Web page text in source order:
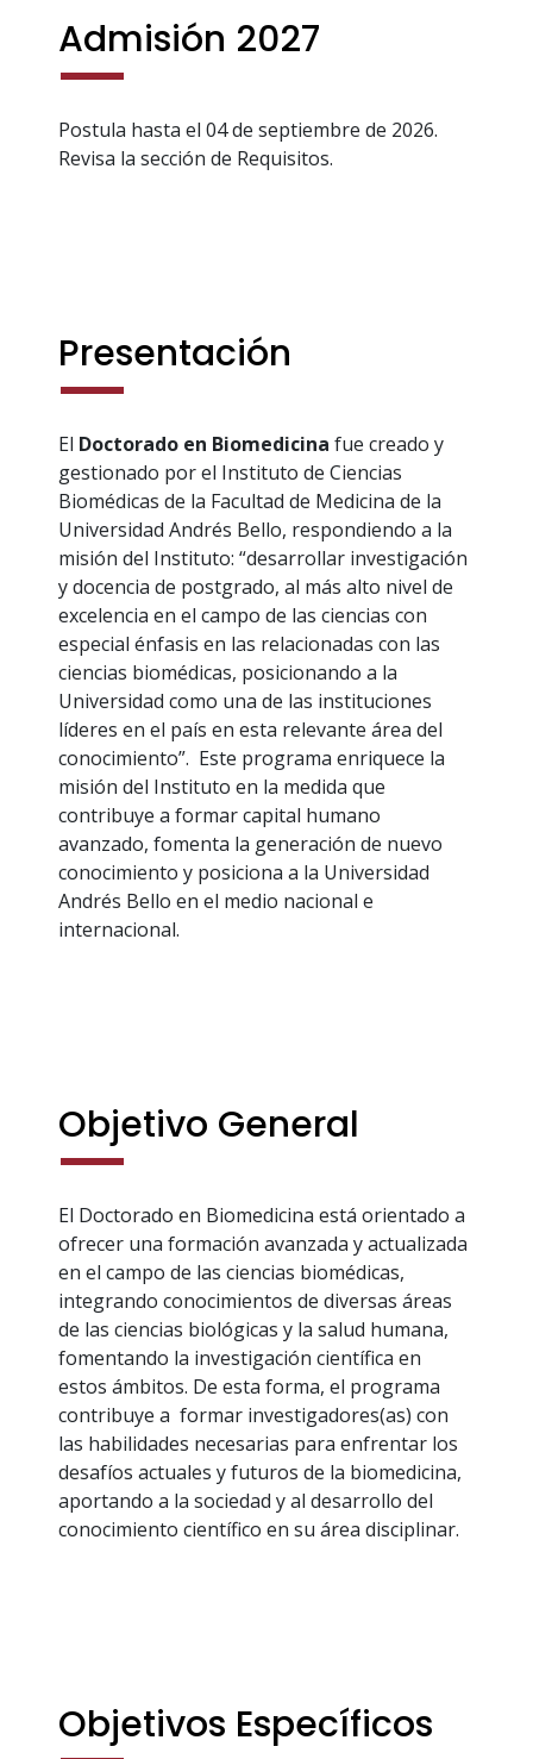
Admisión 2027
Postula hasta el 04 de septiembre de 2026.
Revisa la sección de Requisitos.
Presentación
El Doctorado en Biomedicina fue creado y
gestionado por el Instituto de Ciencias
Biomédicas de la Facultad de Medicina de la
Universidad Andrés Bello, respondiendo a la
misión del Instituto: “desarrollar investigación
y docencia de postgrado, al más alto nivel de
excelencia en el campo de las ciencias con
especial énfasis en las relacionadas con las
ciencias biomédicas, posicionando a la
Universidad como una de las instituciones
líderes en el país en esta relevante área del
conocimiento”. Este programa enriquece la
misión del Instituto en la medida que
contribuye a formar capital humano
avanzado, fomenta la generación de nuevo
conocimiento y posiciona a la Universidad
Andrés Bello en el medio nacional e
internacional.
Objetivo General
El Doctorado en Biomedicina está orientado a
ofrecer una formación avanzada y actualizada
en el campo de las ciencias biomédicas,
integrando conocimientos de diversas áreas
de las ciencias biológicas y la salud humana,
fomentando la investigación científica en
estos ámbitos. De esta forma, el programa
contribuye a formar investigadores(as) con
las habilidades necesarias para enfrentar los
desafíos actuales y futuros de la biomedicina,
aportando a la sociedad y al desarrollo del
conocimiento científico en su área disciplinar.
Objetivos Específicos